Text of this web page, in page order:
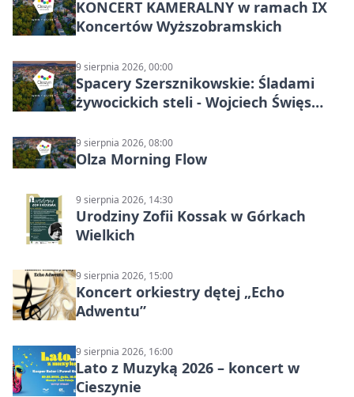
KONCERT KAMERALNY w ramach IX
Koncertów Wyższobramskich
9 sierpnia 2026, 00:00
Spacery Szersznikowskie: Śladami
żywocickich steli - Wojciech Święs
9 sierpnia 2026, 08:00
Olza Morning Flow
9 sierpnia 2026, 14:30
Urodziny Zofii Kossak w Górkach
Wielkich
9 sierpnia 2026, 15:00
Koncert orkiestry dętej „Echo
Adwentu”
9 sierpnia 2026, 16:00
Lato z Muzyką 2026 – koncert w
Cieszynie